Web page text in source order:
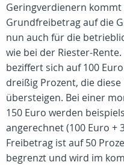
Geringverdienern kommt
Grundfreibetrag auf die
nun auch für die
wie bei der Riester-
beziffert sich auf 100
dreißig Prozent, die
übersteigen. Bei einer
150 Euro werden
angerechnet (100 Euro +
Freibetrag ist auf 50
begrenzt und wird im